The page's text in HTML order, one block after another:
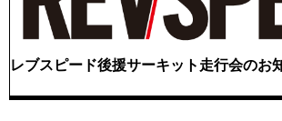
レブスピード後援サーキット走行会のお